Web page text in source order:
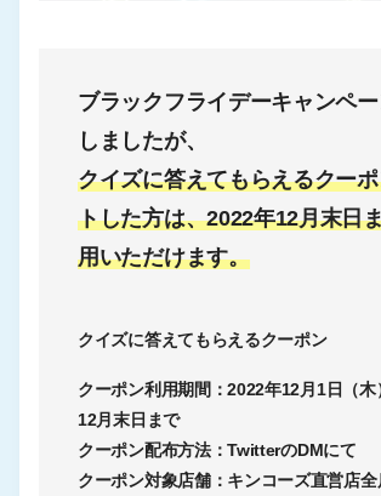
ブラックフライデーキャンペ
しましたが、
クイズに答えてもらえるクー
トした方は、2022年12月末日
用いただけます。
クイズに答えてもらえるクーポン
クーポン利用期間：2022年12月1日（
12月末日まで
クーポン配布方法：TwitterのDMにて
クーポン対象店舗：キンコーズ直営店全